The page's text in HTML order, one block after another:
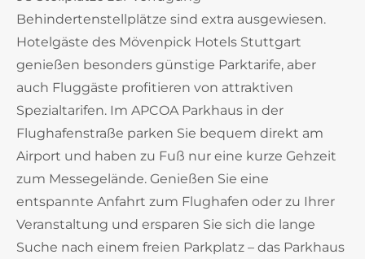
Behindertenstellplätze sind extra ausgewiesen.
Hotelgäste des Mövenpick Hotels Stuttgart
genießen besonders günstige Parktarife, aber
auch Fluggäste profitieren von attraktiven
Spezialtarifen. Im APCOA Parkhaus in der
Flughafenstraße parken Sie bequem direkt am
Airport und haben zu Fuß nur eine kurze Gehzeit
zum Messegelände. Genießen Sie eine
entspannte Anfahrt zum Flughafen oder zu Ihrer
Veranstaltung und ersparen Sie sich die lange
Suche nach einem freien Parkplatz – das Parkhaus